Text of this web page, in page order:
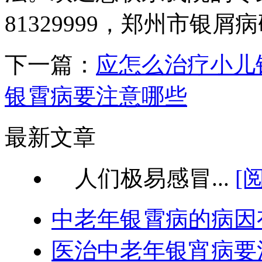
81329999，郑州市银屑
下一篇： 应怎么治疗小
银霄病要注意哪些
最新文章
人们极易感冒... [
中老年银霄病的病
医治中老年银宵病